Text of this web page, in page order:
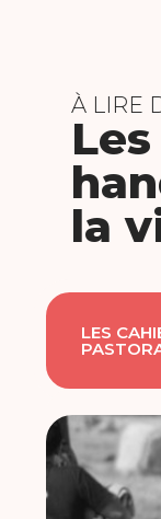
À LIRE
Les
la
LES